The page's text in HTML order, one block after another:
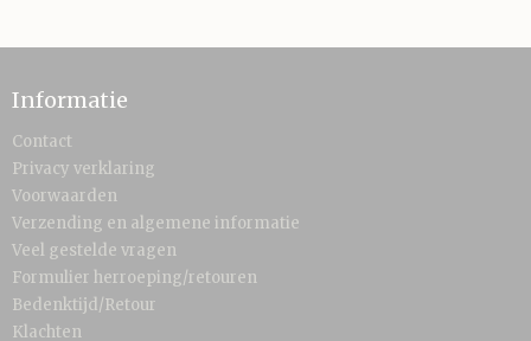
Informatie
Contact
Privacy verklaring
Voorwaarden
Verzending en algemene informatie
Veel gestelde vragen
Formulier herroeping/retouren
Bedenktijd/Retour
Klachten